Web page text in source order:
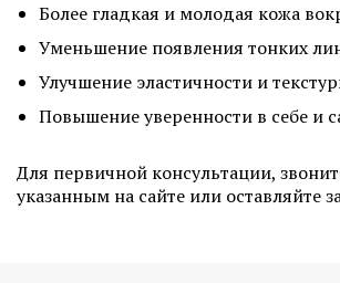
Более гладкая и молодая кожа
Уменьшение появления тонких
Улучшение эластичности и
Повышение уверенности в себе и
Для первичной консультации,
указанным на сайте или оставляйте